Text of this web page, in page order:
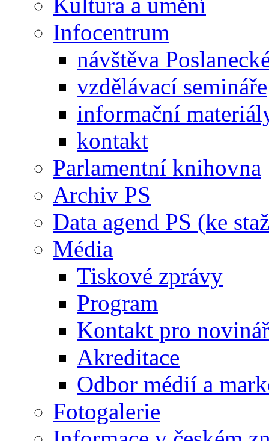
Infocentrum
návštěva
vzdělávací semináře
informační
kontakt
Parlamentní knihovna
Archiv PS
Data agend PS (ke
Média
Tiskové zprávy
Program
Kontakt pro
Akreditace
Odbor médií a
Fotogalerie